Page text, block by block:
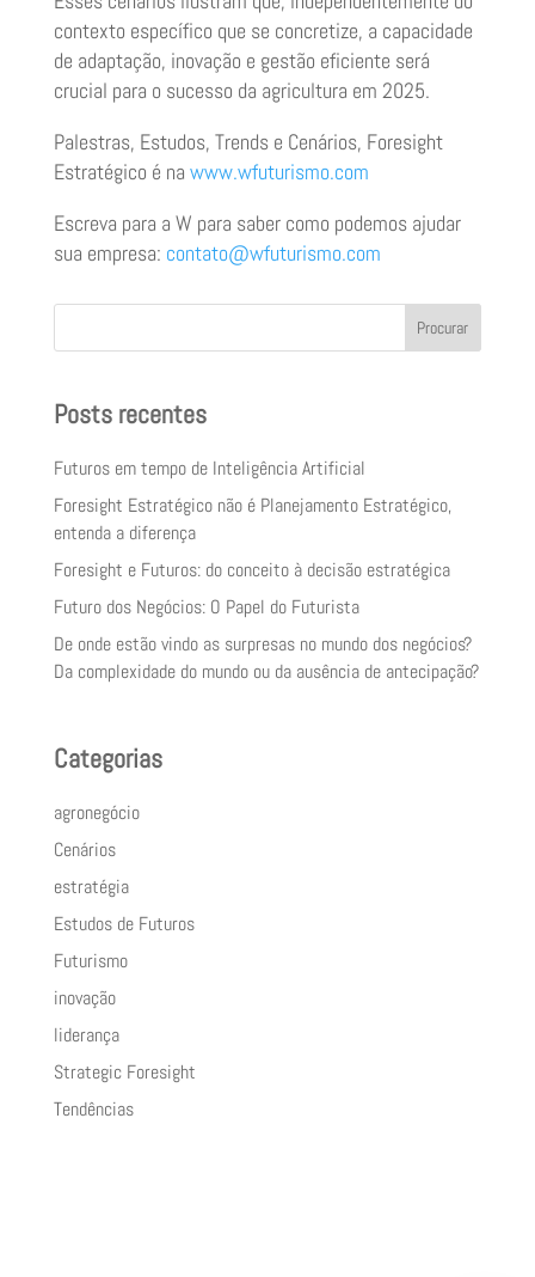
contexto específico que se concretize, a capacidade
de adaptação, inovação e gestão eficiente será
crucial para o sucesso da agricultura em 2025.
Palestras, Estudos, Trends e Cenários, Foresight
Estratégico é na www.wfuturismo.com
Escreva para a W para saber como podemos ajudar
sua empresa: contato@wfuturismo.com
Procurar
Posts recentes
Futuros em tempo de Inteligência Artificial
Foresight Estratégico não é Planejamento Estratégico,
entenda a diferença
Foresight e Futuros: do conceito à decisão estratégica
Futuro dos Negócios: O Papel do Futurista
De onde estão vindo as surpresas no mundo dos negócios?
Da complexidade do mundo ou da ausência de antecipação?
Categorias
agronegócio
Cenários
estratégia
Estudos de Futuros
Futurismo
inovação
liderança
Strategic Foresight
Tendências